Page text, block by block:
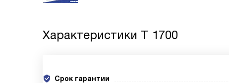
Характеристики T 1700
Срок гарантии